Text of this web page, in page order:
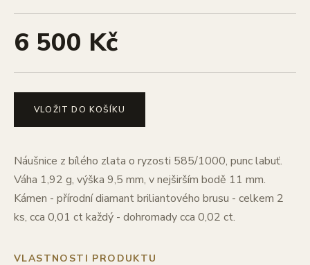
6 500 Kč
VLOŽIT DO KOŠÍKU
Náušnice z bílého zlata o ryzosti 585/1000, punc labuť.
Váha 1,92 g, výška 9,5 mm, v nejširším bodě 11 mm.
Kámen - přírodní diamant briliantového brusu - celkem 2
ks, cca 0,01 ct každý - dohromady cca 0,02 ct.
VLASTNOSTI PRODUKTU